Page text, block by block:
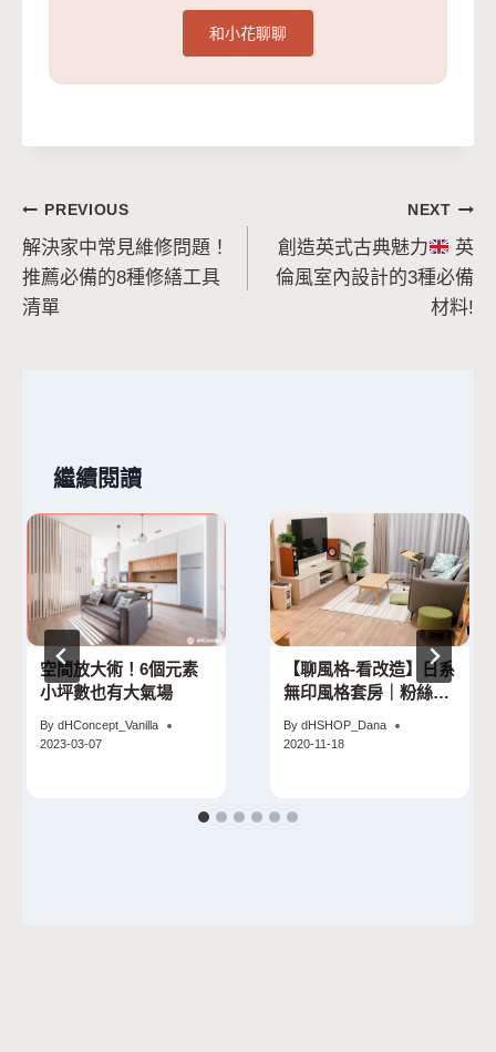
和小花聊聊
文
章
導
PREVIOUS
解決家中常見維修問題！
推薦必備的8種修繕工具
清單
NEXT
創造英式古典魅力
英
倫風室內設計的3種必備
材料!
繼續閱讀
空間放大術！6個元素
小坪數也有大氣場
By dHConcept_Vanilla
2023-03-07
【聊風格-看改造】日系
無印風格套房｜粉絲改
造實際案例
By dHSHOP_Dana
2020-11-18